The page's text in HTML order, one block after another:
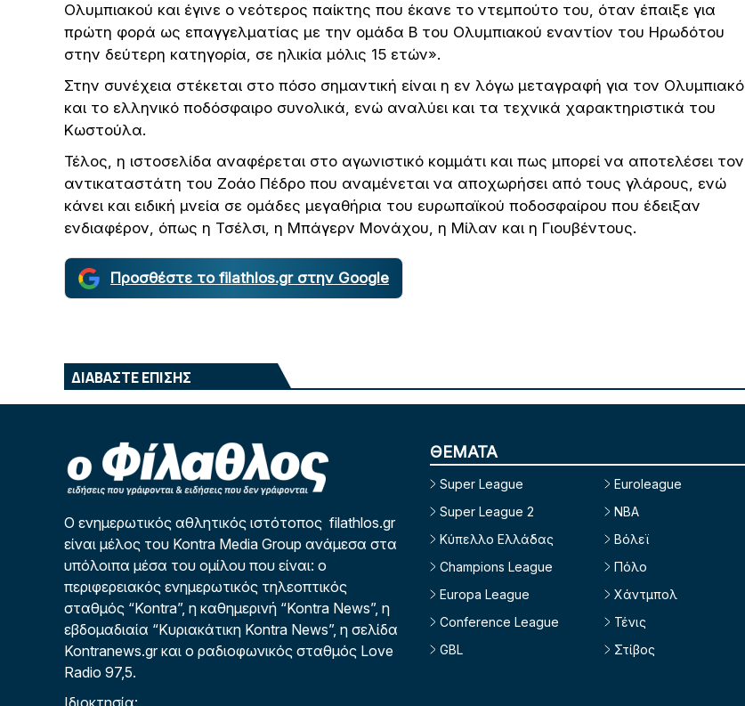
Ολυμπιακού και έγινε ο νεότερος παίκτης που έκανε το ντεμπούτο του, όταν έπαιξε για
πρώτη φορά ως επαγγελματίας με την ομάδα Β του Ολυμπιακού εναντίον του Ηρωδότου
στην δεύτερη κατηγορία, σε ηλικία μόλις 15 ετών».
Στην συνέχεια στέκεται στο πόσο σημαντική είναι η εν λόγω μεταγραφή για τον Ολυμπιακό
και το ελληνικό ποδόσφαιρο συνολικά, ενώ αναλύει και τα τεχνικά χαρακτηριστικά του
Κωστούλα.
Τέλος, η ιστοσελίδα αναφέρεται στο αγωνιστικό κομμάτι και πως μπορεί να αποτελέσει τον
αντικαταστάτη του Ζοάο Πέδρο που αναμένεται να αποχωρήσει από τους γλάρους, ενώ
κάνει και ειδική μνεία σε ομάδες μεγαθήρια του ευρωπαϊκού ποδοσφαίρου που έδειξαν
ενδιαφέρον, όπως η Τσέλσι, η Μπάγερν Μονάχου, η Μίλαν και η Γιουβέντους.
Προσθέστε το filathlos.gr στην Google
ΔΙΑΒΑΣΤΕ ΕΠΙΣΗΣ
Ο ενημερωτικός αθλητικός ιστότοπος filathlos.gr
είναι μέλος του Kontra Media Group ανάμεσα στα
υπόλοιπα μέσα του ομίλου που είναι: ο
περιφερειακός ενημερωτικός τηλεοπτικός
σταθμός “Kontra”, η καθημερινή “Kontra News”, η
εβδομαδιαία “Κυριακάτικη Kontra News”, η σελίδα
Kontranews.gr και ο ραδιοφωνικός σταθμός Love
Radio 97,5.
Ιδιοκτησία:
ΘΕΜΑΤΑ
Super League
Super League 2
Κύπελλο Ελλάδας
Champions League
Europa League
Conference League
GBL
Euroleague
NBA
Βόλεϊ
Πόλο
Χάντμπολ
Τένις
Στίβος